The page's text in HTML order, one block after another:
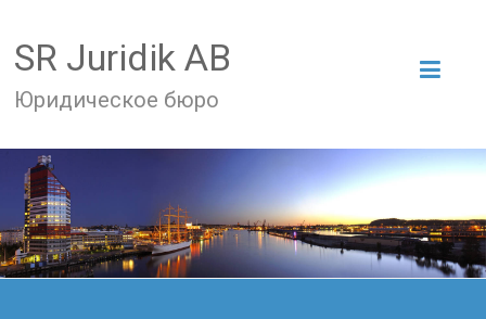
SR Juridik AB
Юридическое бюро